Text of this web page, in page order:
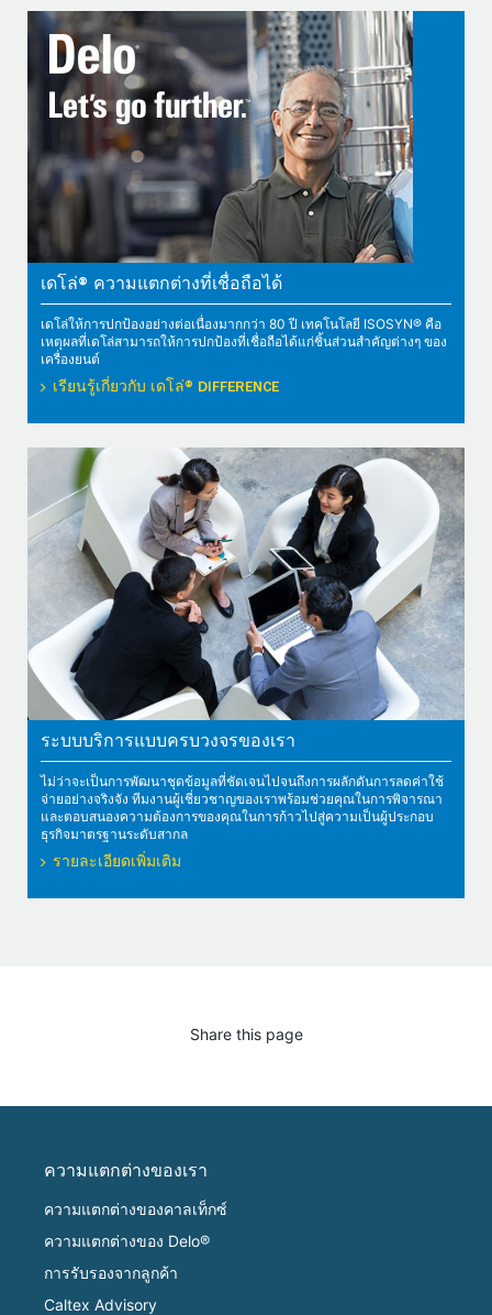
เดโล่® ความแตกต่างที่เชื่อถือได้
เดโล่ให้การปกป้องอย่างต่อเนื่องมากกว่า 80 ปี เทคโนโลยี ISOSYN® คือ
เหตุผลที่เดโล่สามารถให้การปกป้องที่เชื่อถือได้แก่ชิ้นส่วนสำคัญต่างๆ ของ
เครื่องยนต์
เรียนรู้เกี่ยวกับ เดโล่® DIFFERENCE
ระบบบริการแบบครบวงจรของเรา
ไม่ว่าจะเป็นการพัฒนาชุดข้อมูลที่ชัดเจนไปจนถึงการผลักดันการลดค่าใช้
จ่ายอย่างจริงจัง ทีมงานผู้เชี่ยวชาญของเราพร้อมช่วยคุณในการพิจารณา
และตอบสนองความต้องการของคุณในการก้าวไปสู่ความเป็นผู้ประกอบ
ธุรกิจมาตรฐานระดับสากล
รายละเอียดเพิ่มเติม
Share this page
ความแตกต่างของเรา
ความแตกต่างของคาลเท็กซ์
ความแตกต่างของ Delo®
การรับรองจากลูกค้า
Caltex Advisory